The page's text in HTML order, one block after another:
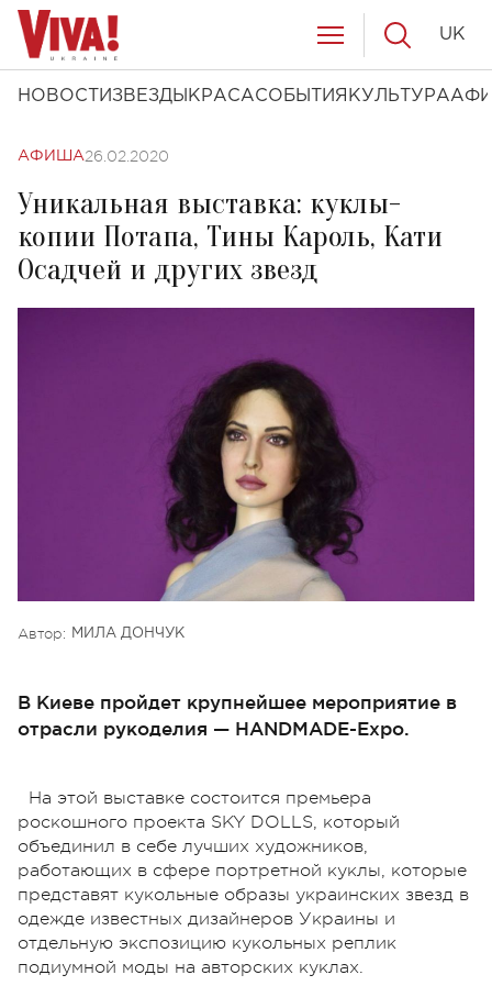
НОВОСТИ ЗВЕЗДЫ КРАСАСОБЫТИЯ КУЛЬТУРА
UK
АФИША26.02.2020
Уникальная выставка: куклы-
копии Потапа, Тины Кароль, Кати
Осадчей и других звезд
Автор: МИЛА ДОНЧУК
В Киеве пройдет крупнейшее мероприятие в
отрасли рукоделия — HANDMADE-Expo.
На этой выставке состоится премьера
роскошного проекта SKY DOLLS, который
объединил в себе лучших художников,
работающих в сфере портретной куклы, которые
представят кукольные образы украинских звезд в
одежде известных дизайнеров Украины и
отдельную экспозицию кукольных реплик
подиумной моды на авторских куклах.